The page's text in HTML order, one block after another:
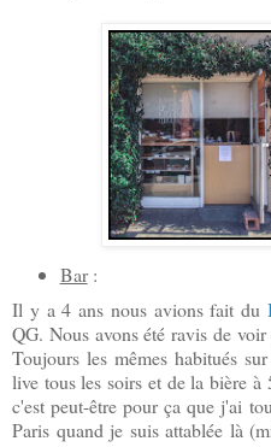
Bar:
Il y a 4 ans nous avions fait du
QG. Nous avons été ravis de
Toujours les mêmes habitués
live tous les soirs et de la bière
c'est peut-être pour ça que j'ai
Paris quand je suis attablée là